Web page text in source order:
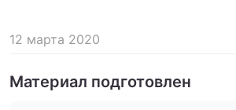
12 марта 2020
Материал подготовлен